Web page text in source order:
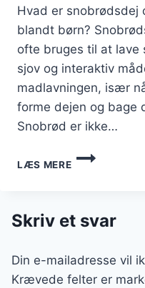
Hvad er
blandt børn?
ofte bruges til at lave
sjov og interaktiv
madlavningen, især
forme dejen og bage
Snobrød er ikke…
LÆS MERE
SNOBRØDSDEJ
MED
BØRN
Skriv et svar
Din e-mailadresse vil
Krævede felter er